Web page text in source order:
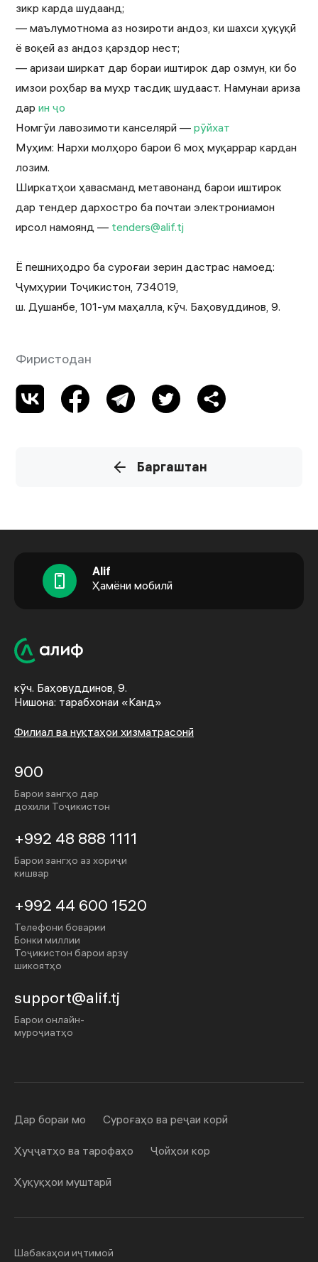
зикр карда шудаанд;
— маълумотнома аз нозироти андоз, ки шахси ҳуқуқӣ
ё воқеӣ аз андоз қарздор нест;
— аризаи ширкат дар бораи иштирок дар озмун, ки бо
имзои роҳбар ва муҳр тасдиқ шудааст. Намунаи ариза
дар ин ҷо
Номгӯи лавозимоти канселярӣ — рӯйхат
Муҳим: Нархи молҳоро барои 6 моҳ муқаррар кардан
лозим.
Ширкатҳои ҳавасманд метавонанд барои иштирок
дар тендер дархостро ба почтаи электрониамон
ирсол намоянд — tenders@alif.tj
Ё пешниҳодро ба суроғаи зерин дастрас намоед:
Ҷумҳурии Тоҷикистон, 734019,
ш. Душанбе, 101-ум маҳалла, кӯч. Баҳовуддинов, 9.
Фиристодан
Баргаштан
Alif
Ҳамёни мобилӣ
кӯч. Баҳовуддинов, 9.
Нишона: тарабхонаи «Канд»
Филиал ва нуқтаҳои хизматрасонӣ
900
Барои зангҳо дар
дохили Тоҷикистон
+992 48 888 1111
Барои зангҳо аз хориҷи
кишвар
+992 44 600 1520
Телефони боварии
Бонки миллии
Тоҷикистон барои арзу
шикоятҳо
support@alif.tj
Барои онлайн-
муроҷиатҳо
Шабакаҳои иҷтимоӣ
Дар бораи мо Суроғаҳо ва реҷаи корӣ
Ҳуҷҷатҳо ва тарофаҳо Ҷойҳои кор
Ҳуқуқҳои муштарӣ